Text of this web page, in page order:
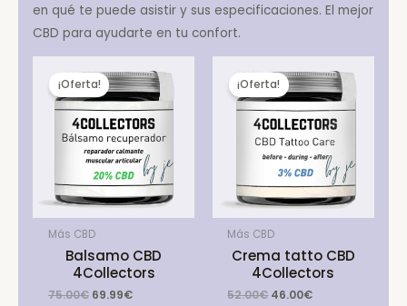
en qué te puede asistir y sus especificaciones. El mejor
CBD para ayudarte en tu confort.
¡Oferta!
Más CBD
Balsamo CBD
4Collectors
75.00€ Original
69.99€Current
¡Oferta!
Más CBD
Crema tatto CBD
4Collectors
52.00€ Original
46.00€Current